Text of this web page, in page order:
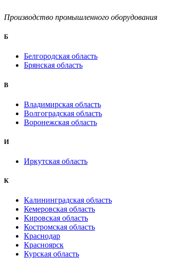
Производство промышленного оборудования
Б
Белгородская область
Брянская область
B
Владимирская область
Волгоградская область
Воронежская область
И
Иркутская область
К
Калининградская область
Кемеровская область
Кировская область
Костромская область
Краснодар
Красноярск
Курская область